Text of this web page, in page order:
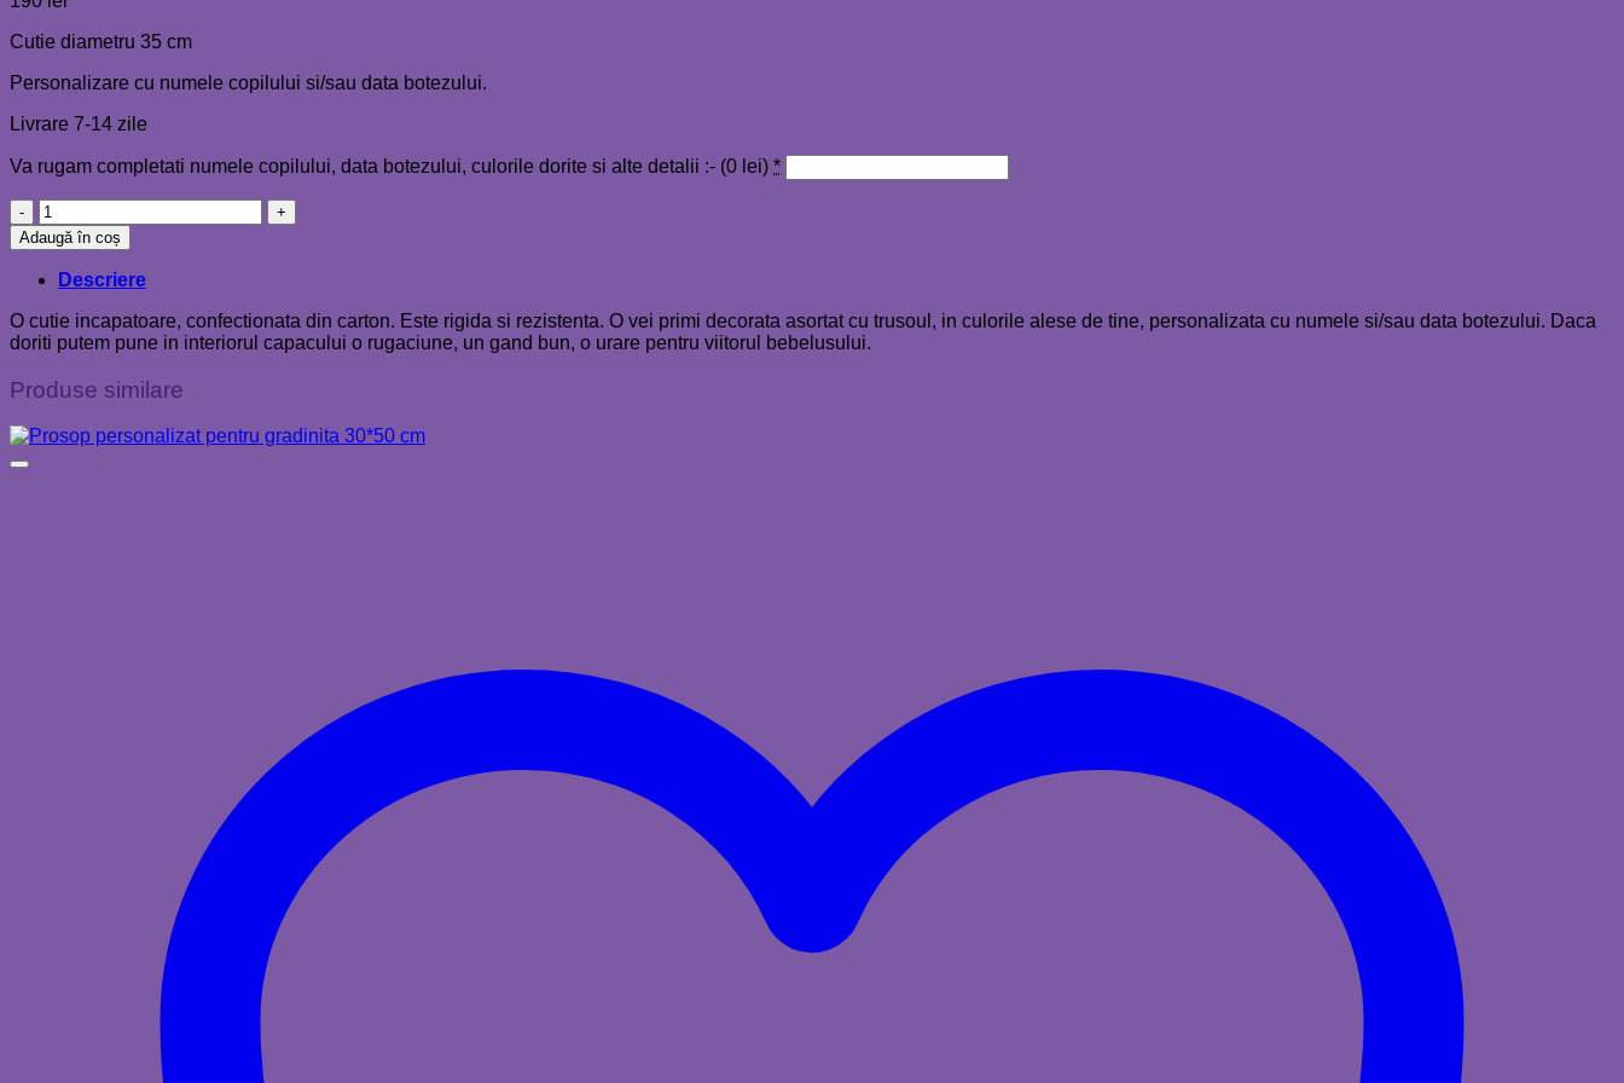
Cutie diametru 35 cm
Personalizare cu numele copilului si/sau data botezului.
Livrare 7-14 zile
Va rugam completati numele copilului, data botezului, culorile dorite si alte detalii :- (0 lei) *
Cantitate
Cutie
trusou
botez
personalizata
Adaugă în coș
Descriere
O cutie incapatoare, confectionata din carton. Este rigida si rezistenta. O vei primi decorata asortat cu trusoul, in culorile alese de tine, personalizata cu numele si/sau data botezului. Daca
doriti putem pune in interiorul capacului o rugaciune, un gand bun, o urare pentru viitorul bebelusului.
Produse similare